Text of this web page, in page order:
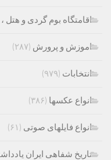
اقامتگاه بوم گردی و هتل
اموزش و پرورش (۲۸۷)
انتخابات (۹۷۹)
انواع عکسها (۳۸۶)
انواع فایلهای صوتی (۶۱)
تاریخ شفاهی ایران